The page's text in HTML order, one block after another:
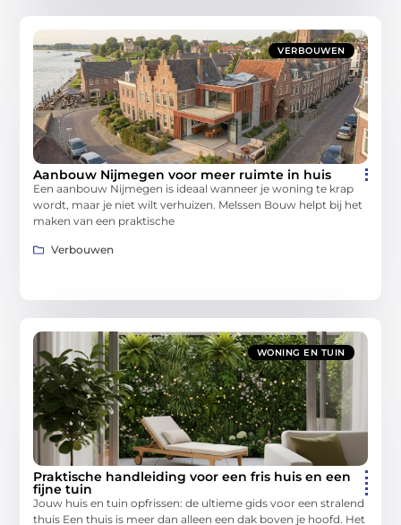
VERBOUWEN
Aanbouw Nijmegen voor meer ruimte in huis
Een aanbouw Nijmegen is ideaal wanneer je woning te krap
wordt, maar je niet wilt verhuizen. Melssen Bouw helpt bij het
maken van een praktische
Verbouwen
WONING EN TUIN
Praktische handleiding voor een fris huis en een
fijne tuin
Jouw huis en tuin opfrissen: de ultieme gids voor een stralend
thuis Een thuis is meer dan alleen een dak boven je hoofd. Het